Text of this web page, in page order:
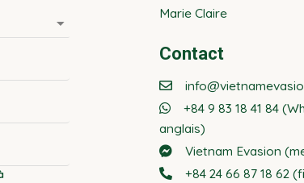
Marie Claire
Contact
+84 9 83 18 41 84
anglais)
Vietnam Evasion
+84 24 66 87 18 62